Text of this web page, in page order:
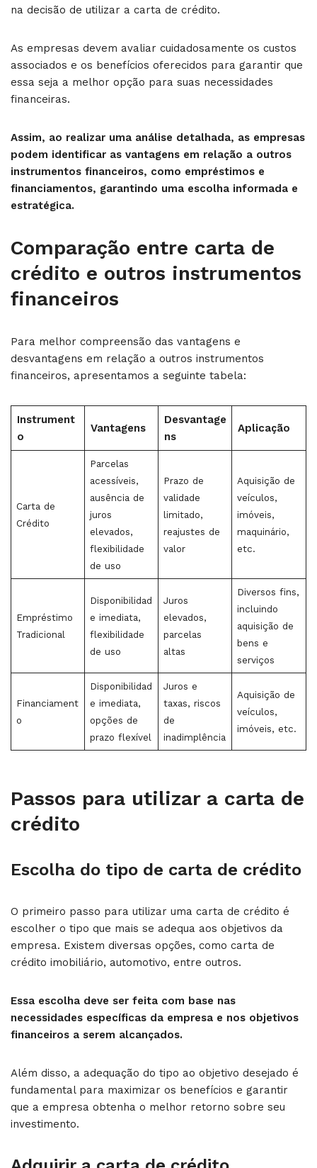
na decisão de utilizar a carta de crédito.
As empresas devem avaliar cuidadosamente os custos
associados e os benefícios oferecidos para garantir que
essa seja a melhor opção para suas necessidades
financeiras.
Assim, ao realizar uma análise detalhada, as empresas
podem identificar as vantagens em relação a outros
instrumentos financeiros, como empréstimos e
financiamentos, garantindo uma escolha informada e
estratégica.
Comparação entre carta de
crédito e outros instrumentos
financeiros
Para melhor compreensão das vantagens e
desvantagens em relação a outros instrumentos
financeiros, apresentamos a seguinte tabela:
Instrument
o
Vantagens
Desvantage
ns
Aplicação
Carta de
Crédito
Parcelas
acessíveis,
ausência de
juros
elevados,
flexibilidade
de uso
Prazo de
validade
limitado,
reajustes de
valor
Aquisição de
veículos,
imóveis,
maquinário,
etc.
Empréstimo
Tradicional
Disponibilidad
e imediata,
flexibilidade
de uso
Juros
elevados,
parcelas
altas
Diversos fins,
incluindo
aquisição de
bens e
serviços
Financiament
o
Disponibilidad
e imediata,
opções de
prazo flexível
Juros e
taxas, riscos
de
inadimplência
Aquisição de
veículos,
imóveis, etc.
Passos para utilizar a carta de
crédito
Escolha do tipo de carta de crédito
O primeiro passo para utilizar uma carta de crédito é
escolher o tipo que mais se adequa aos objetivos da
empresa. Existem diversas opções, como carta de
crédito imobiliário, automotivo, entre outros.
Essa escolha deve ser feita com base nas
necessidades específicas da empresa e nos objetivos
financeiros a serem alcançados.
Além disso, a adequação do tipo ao objetivo desejado é
fundamental para maximizar os benefícios e garantir
que a empresa obtenha o melhor retorno sobre seu
investimento.